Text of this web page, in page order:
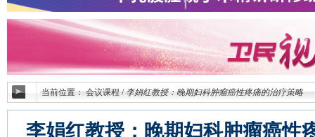
当前位置：会议课程 / 李娟红教授：晚期妇科肿瘤癌性疼痛的治疗策略
李娟红教授：晚期妇科肿瘤癌性